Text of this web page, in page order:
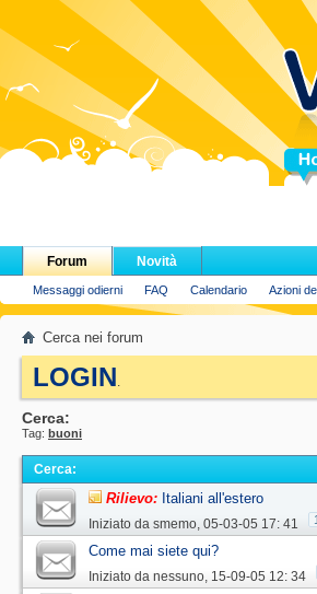
Forum
Messaggi odierni FAQ Calendario Azioni
Novità
Cerca nei forum
LOGIN.
Cerca:
Tag: buoni
Cerca:
Rilievo: Italiani all'estero
Iniziato da smemo‎, 05-03-05 17: 41 1
Come mai siete qui?
Iniziato da nessuno‎, 15-09-05 12: 34